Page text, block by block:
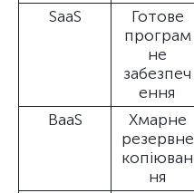
SaaS
Готове
програм
не
забезпеч
ення
BaaS
Хмарне
резервне
копіюван
ня